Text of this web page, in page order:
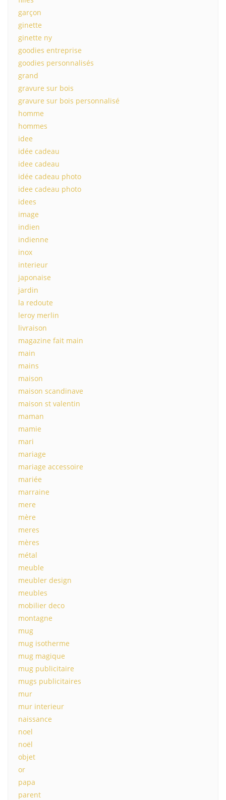
garçon
ginette
ginette ny
goodies entreprise
goodies personnalisés
grand
gravure sur bois
gravure sur bois personnalisé
homme
hommes
idee
idée cadeau
idee cadeau
idée cadeau photo
idee cadeau photo
idees
image
indien
indienne
inox
interieur
japonaise
jardin
la redoute
leroy merlin
livraison
magazine fait main
main
mains
maison
maison scandinave
maison st valentin
maman
mamie
mari
mariage
mariage accessoire
mariée
marraine
mere
mère
meres
mères
métal
meuble
meubler design
meubles
mobilier deco
montagne
mug
mug isotherme
mug magique
mug publicitaire
mugs publicitaires
mur
mur interieur
naissance
noel
noël
objet
or
papa
parent